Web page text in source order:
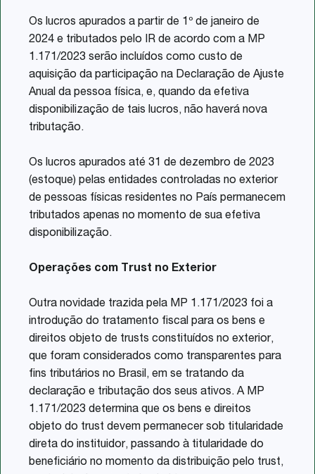
Os lucros apurados a partir de 1º de janeiro de
2024 e tributados pelo IR de acordo com a MP
1.171/2023 serão incluídos como custo de
aquisição da participação na Declaração de Ajuste
Anual da pessoa física, e, quando da efetiva
disponibilização de tais lucros, não haverá nova
tributação.
Os lucros apurados até 31 de dezembro de 2023
(estoque) pelas entidades controladas no exterior
de pessoas físicas residentes no País permanecem
tributados apenas no momento de sua efetiva
disponibilização.
Operações com Trust no Exterior
Outra novidade trazida pela MP 1.171/2023 foi a
introdução do tratamento fiscal para os bens e
direitos objeto de trusts constituídos no exterior,
que foram considerados como transparentes para
fins tributários no Brasil, em se tratando da
declaração e tributação dos seus ativos. A MP
1.171/2023 determina que os bens e direitos
objeto do trust devem permanecer sob titularidade
direta do instituidor, passando à titularidade do
beneficiário no momento da distribuição pelo trust,